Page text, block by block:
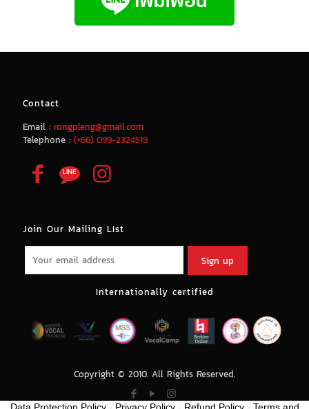
Contact
Email : rongpleng@gmail.com
Telephone : (+66) 099-2324519
Join Our Mailing LIst
Internationally certified
Copyright © 2010. All Rights Reserved.
Data Protection Policy- Privacy Policy- Refund Policy- Terms and